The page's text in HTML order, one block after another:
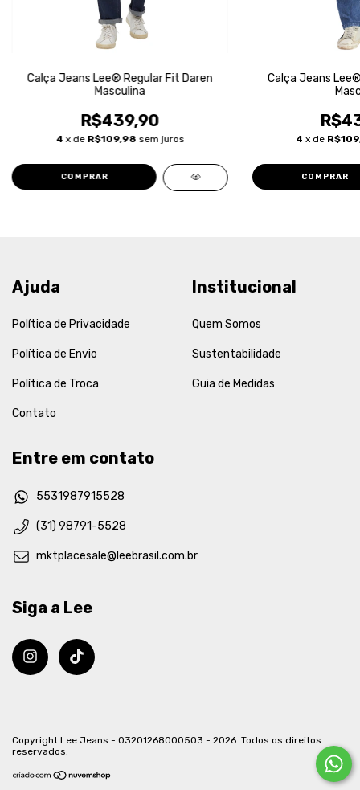
Calça Jeans Lee® Regular Fit Daren
Masculina
R$439,90
4 x de R$109,98 sem juros
COMPRAR
Calça Jeans
4 x de
COMPRAR
Ajuda
Política de Privacidade
Política de Envio
Política de Troca
Contato
Institucional
Quem Somos
Sustentabilidade
Guia de Medidas
Entre em contato
5531987915528
(31) 98791-5528
mktplacesale@leebrasil.com.br
Siga a Lee
Copyright Lee Jeans - 03201268000503 - 2026. Todos os direitos
reservados.